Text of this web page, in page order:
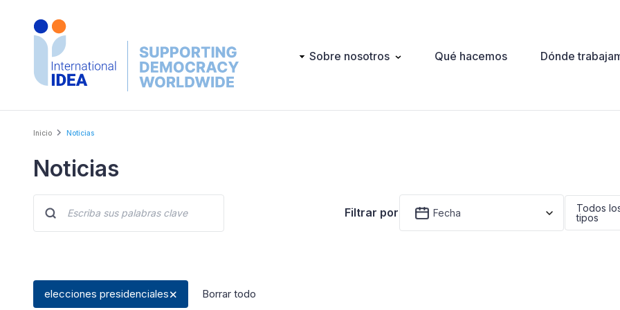
Main Sobre nosotros Qué hacemos Dónde
Breadcrumb
Inicio Noticias
Noticias
Filtrar por Fecha
Todos
tipos
elecciones presidenciales Borrar todo